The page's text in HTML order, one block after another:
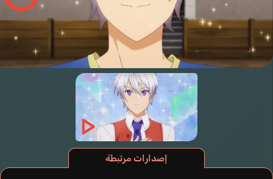
إصدارات مرتبطة